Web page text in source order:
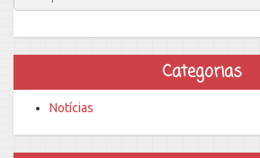
Categorias
Notícias